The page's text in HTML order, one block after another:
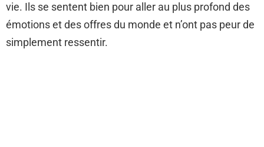
vie. Ils se sentent bien pour aller au plus profond des
émotions et des offres du monde et n’ont pas peur de
simplement ressentir.